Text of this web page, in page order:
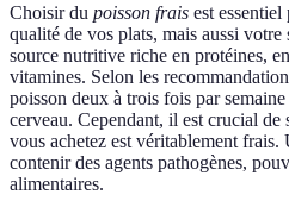
Choisir du poisson frais est
qualité de vos plats, mais aussi
source nutritive riche en protéines,
vitamines. Selon les
poisson deux à trois fois par
cerveau. Cependant, il est crucial de
vous achetez est véritablement frais.
contenir des agents pathogènes,
alimentaires.